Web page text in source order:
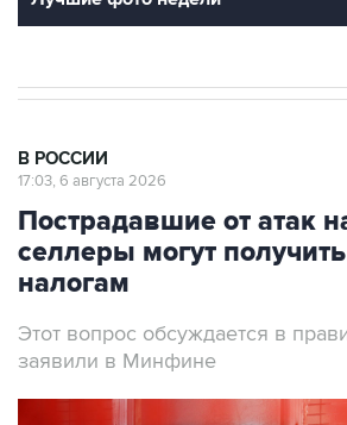
В РОССИИ
17:03, 6 августа 2026
Пострадавшие от атак
селлеры могут
налогам
Этот вопрос обсуждается в
заявили в Минфине